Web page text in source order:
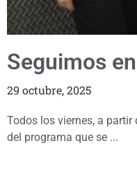
Seguimos
29 octubre, 2025
Todos los viernes, a
del programa que se ...